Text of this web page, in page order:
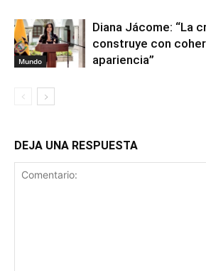
Mundo
Diana Jácome: “La
construye con
apariencia”
DEJA UNA RESPUESTA